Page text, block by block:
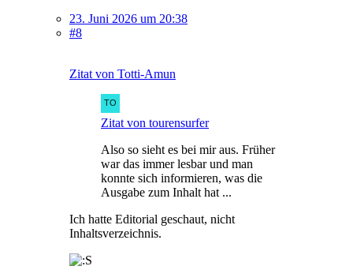
23. Juni 2026 um 20:38
#8
Zitat von Totti-Amun
Zitat von tourensurfer
Also so sieht es bei mir aus. Früher
war das immer lesbar und man
konnte sich informieren, was die
Ausgabe zum Inhalt hat ...
Ich hatte Editorial geschaut, nicht
Inhaltsverzeichnis.